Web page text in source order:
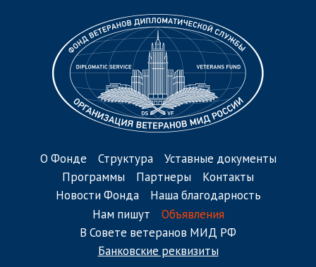
О Фонде Структура
Уставные документы
Программы
Партнеры
Контакты
Новости Фонда
Наша благодарность
Нам пишут
Объявления
В Совете ветеранов МИД РФ
Банковские реквизиты